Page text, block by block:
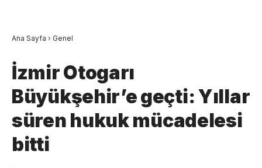
Ana Sayfa › Genel
İzmir Otogarı
Büyükşehir’e geçti: Yıllar
süren hukuk mücadelesi
bitti